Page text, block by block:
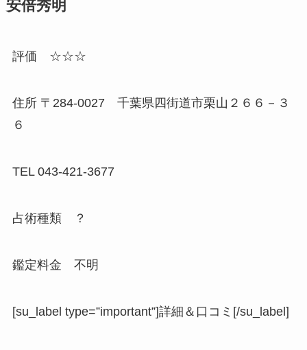
安倍秀明
評価 ☆☆☆
住所 〒284-0027 千葉県四街道市栗山２６６－３
６
TEL 043-421-3677
占術種類 ？
鑑定料金 不明
[su_label type=”important”]詳細＆口コミ[/su_label]